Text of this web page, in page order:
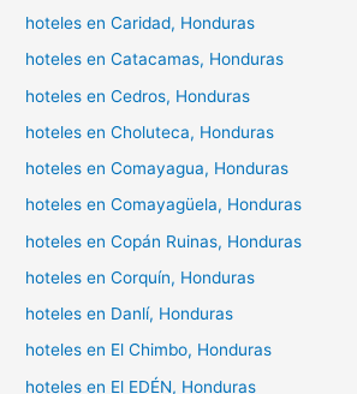
hoteles en Caridad, Honduras
hoteles en Catacamas, Honduras
hoteles en Cedros, Honduras
hoteles en Choluteca, Honduras
hoteles en Comayagua, Honduras
hoteles en Comayagüela, Honduras
hoteles en Copán Ruinas, Honduras
hoteles en Corquín, Honduras
hoteles en Danlí, Honduras
hoteles en El Chimbo, Honduras
hoteles en El EDÉN, Honduras